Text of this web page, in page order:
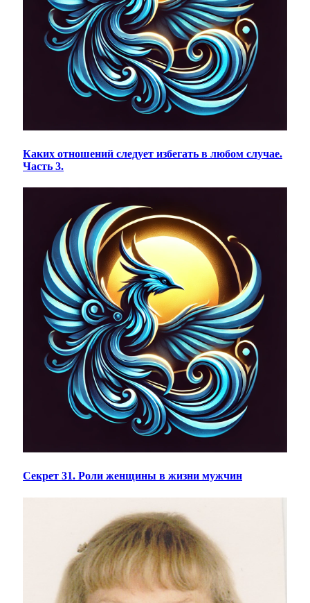
Каких отношений следует избегать в любом случае.
Часть 3.
Секрет 31. Роли женщины в жизни мужчин